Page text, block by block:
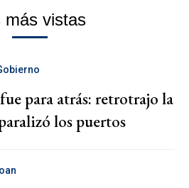
más vistas
para atrás: retrotrajo la
los puertos